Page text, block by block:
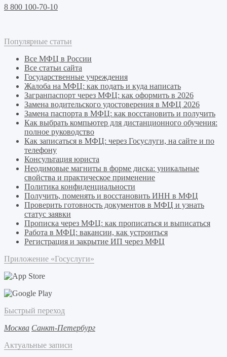
8 800 100-70-10
Популярные статьи
Все МФЦ в России
Все статьи сайта
Государственные учреждения
Жалоба на МФЦ: как подать и куда написать
Загранпаспорт через МФЦ: как оформить в 2026
Замена водительского удостоверения в МФЦ 2026
Замена паспорта в МФЦ: как восстановить и получить
Как выбрать компьютер для дистанционного обучения:
полное руководство
Как записаться в МФЦ: через Госуслуги, на сайте и по
телефону
Консультация юриста
Неодимовые магниты в форме диска: уникальные
свойства и практическое применение
Политика конфиденциальности
Получить, поменять и восстановить ИНН в МФЦ
Проверить готовность документов в МФЦ и узнать
статус заявки
Прописка через МФЦ: как прописаться и выписаться
Работа в МФЦ: вакансии, как устроиться
Регистрация и закрытие ИП через МФЦ
Приложение «Госуслуги»
Быстрый переход
Москва Санкт-Петербург
Актуальные записи